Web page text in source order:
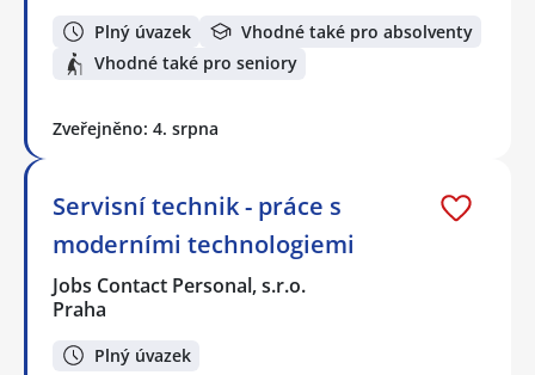
Plný úvazek
Vhodné také pro absolventy
Vhodné také pro seniory
Zveřejněno: 4. srpna
Servisní technik - práce s
moderními technologiemi
Jobs Contact Personal, s.r.o.
Praha
Plný úvazek